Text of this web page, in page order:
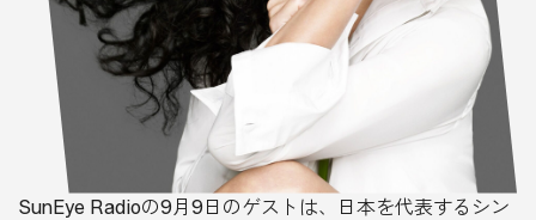
SunEye Radioの9月9日のゲストは、日本を代表するシン